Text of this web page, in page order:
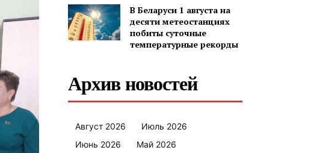
В Беларуси 1 августа на
десяти метеостанциях
побиты суточные
температурные рекорды
Архив новостей
Август 2026
Июль 2026
Июнь 2026
Май 2026